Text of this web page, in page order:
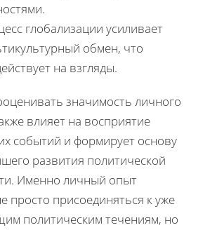
глобализации усиливает
обмен, что
на взгляды.
значимость личного
влияет на восприятие
событий и формирует основу
развития политической
Именно личный опыт
просто присоединяться к уже
политическим течениям, но